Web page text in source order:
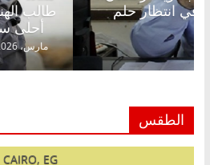
فاروق خبير اقتصادي في
22 فبراير، 2026
الطقس
CAIRO, EG